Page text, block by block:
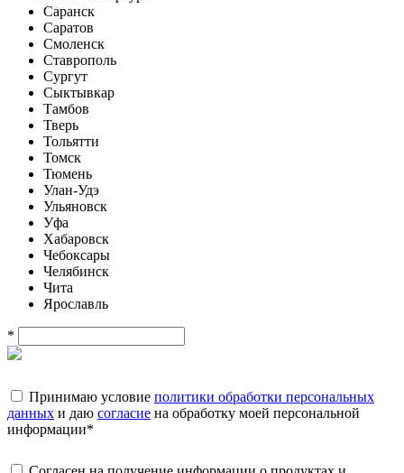
Саранск
Саратов
Смоленск
Ставрополь
Сургут
Сыктывкар
Тамбов
Тверь
Тольятти
Томск
Тюмень
Улан-Удэ
Ульяновск
Уфа
Хабаровск
Чебоксары
Челябинск
Чита
Ярославль
*
Принимаю условие политики обработки персональных
данных и даю согласие на обработку моей персональной
информации*